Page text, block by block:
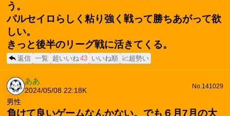
う。
パルセイロらしく粘り強く戦って勝ちあがって欲
しい。
きっと後半のリーグ戦に活きてくる。
返信 一覧 超いいね43 いいね順 📈超勢い
ああ
2024/05/08 22:18 K
No.141029
男性
負けて良いゲームなんかない。でも６月7月の大